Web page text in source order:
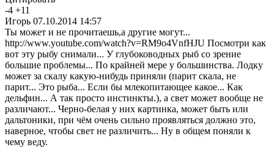
-4 +11
Игорь 07.10.2014 14:57
Ты может и не прочитаешь,а другие могут...
http://www.youtube.com/watch?v=RM9o4VnfHJU Посмотри как
вот эту рыбу снимали... У глубоководных рыб со зрение
большие проблемы... По крайней мере у большинства. Лодку
может за скалу какую-нибудь приняли (парит скала, не
парит... Это рыба... Если бы млекопитающее какое... Как
дельфин... А так просто инстинкты.), а свет может вообще не
различают... Черно-белая у них картинка, может быть или
дальтоники, при чём очень сильно проявляться должно это,
наверное, чтобы свет не различить... Ну в общем поняли к
чему веду.